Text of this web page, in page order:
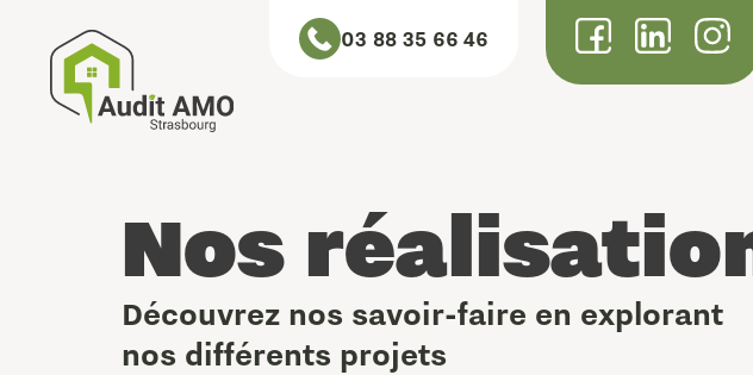
03 88 35 66 46
Nos
Découvrez nos savoir-faire en explorant
nos différents projets